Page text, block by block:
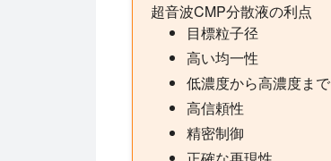
超音波CMP分散液の利点
目標粒子径
高い均一性
低濃度から高濃度まで
高信頼性
精密制御